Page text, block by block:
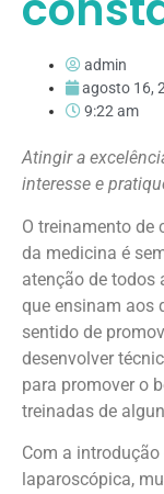
admin
agosto 16,
9:22 am
Atingir a
interesse e
O treinamento de
da medicina é
atenção de todos
que ensinam aos
sentido de
desenvolver
para promover o
treinadas de
Com a
laparoscópica,